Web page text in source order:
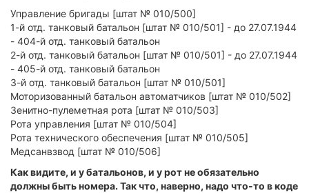
Управление бригады [штат № 010/500]
1-й отд. танковый батальон [штат № 010/501] - до 27.07.1944
- 404-й отд. танковый батальон
2-й отд. танковый батальон [штат № 010/501] - до 27.07.1944
- 405-й отд. танковый батальон
3-й отд. танковый батальон [штат № 010/501]
Моторизованный батальон автоматчиков [штат № 010/502]
Зенитно-пулеметная рота [штат № 010/503]
Рота управления [штат № 010/504]
Рота технического обеспечения [штат № 010/505]
Медсанвзвод [штат № 010/506]
Как видите, и у батальонов, и у рот не обязательно
должны быть номера. Так что, наверно, надо что-то в коде